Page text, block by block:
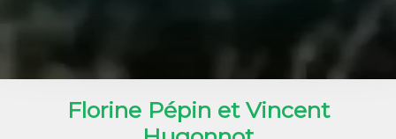
Florine Pépin et Vincent